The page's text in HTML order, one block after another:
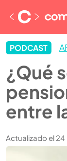
PODCAST
¿Qué
entre
Actualizado el 24